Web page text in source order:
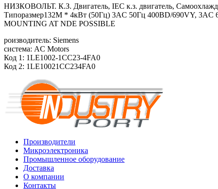
НИЗКОВОЛЬТ. К.З. Двигатель, IEC к.з. двигатель,
Типоразмер132M * 4кВт (50Гц) 3AC 50Гц 400ВD/690VY, 3AC
MOUNTING AT NDE POSSIBLE
роизводитель: Siemens
система: AC Motors
Код 1: 1LE1002-1CC23-4FA0
Код 2: 1LE10021CC234FA0
Производители
Микроэлектроника
Промышленное оборудование
Доставка
О компании
Контакты